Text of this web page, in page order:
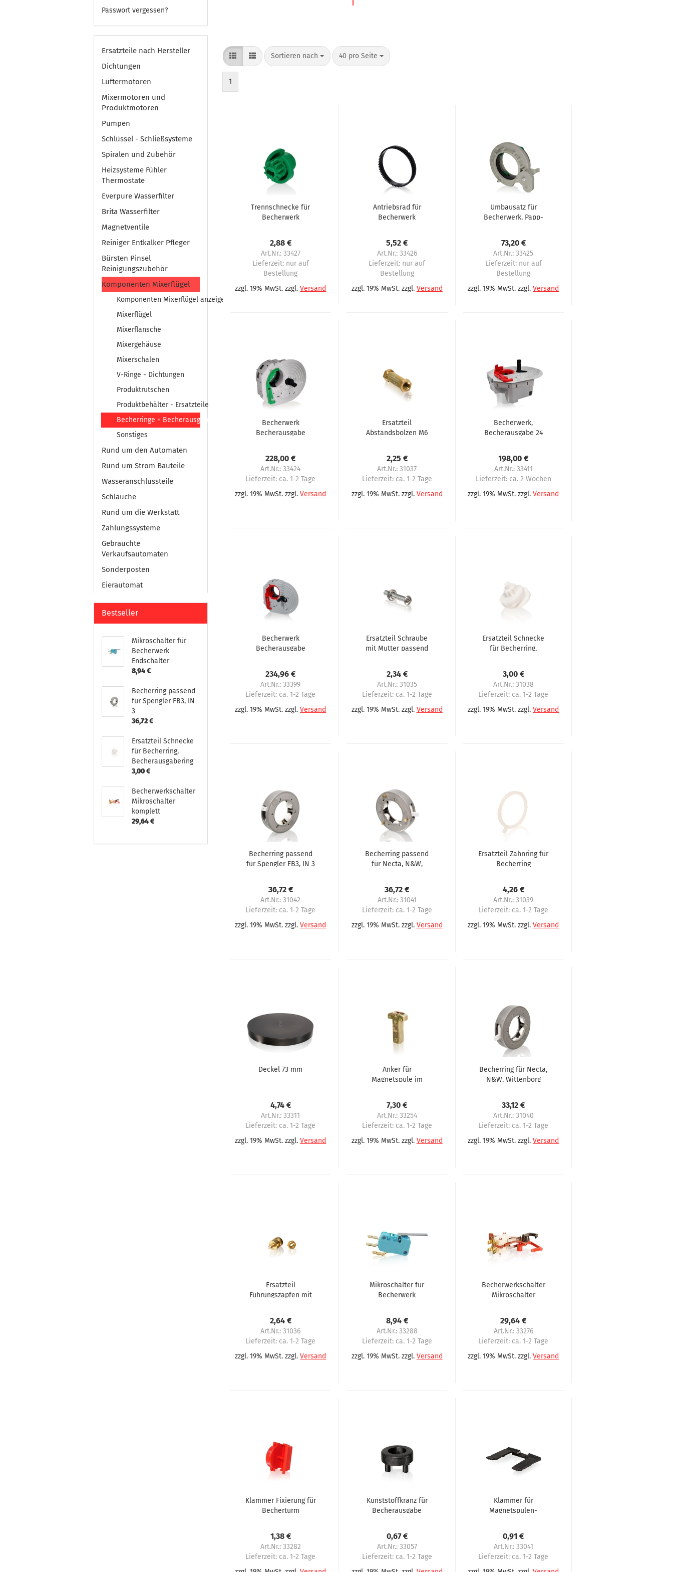
Sortieren nach 40 pro Seite
1
Trennschnecke für
Becherwerk
2,88 €
Art.Nr.: 33427
Lieferzeit: nur auf
Bestellung
zzgl. 19% MwSt. zzgl.Versand
Antriebsrad für
Becherwerk
5,52 €
Art.Nr.: 33426
Lieferzeit: nur auf
Bestellung
zzgl. 19% MwSt. zzgl. Versand
Umbausatz für
Becherwerk, Papp-
73,20 €
Art.Nr.: 33425
Lieferzeit: nur auf
Bestellung
zzgl. 19% MwSt. zzgl.Versand
Becherwerk
Becherausgabe
228,00 €
Art.Nr.: 33424
Lieferzeit: ca. 1-2 Tage
zzgl. 19% MwSt. zzgl.Versand
Ersatzteil
Abstandsbolzen M6
2,25 €
Art.Nr.: 31037
Lieferzeit: ca. 1-2 Tage
zzgl. 19% MwSt. zzgl. Versand
Becherwerk,
Becherausgabe 24
198,00 €
Art.Nr.: 33411
Lieferzeit: ca. 2 Wochen
zzgl. 19% MwSt. zzgl.Versand
Becherwerk
Becherausgabe
234,96 €
Art.Nr.: 33399
Lieferzeit: ca. 1-2 Tage
zzgl. 19% MwSt. zzgl.Versand
Ersatzteil Schraube
mit Mutter passend
2,34 €
Art.Nr.: 31035
Lieferzeit: ca. 1-2 Tage
zzgl. 19% MwSt. zzgl. Versand
Ersatzteil Schnecke
für Becherring,
3,00 €
Art.Nr.: 31038
Lieferzeit: ca. 1-2 Tage
zzgl. 19% MwSt. zzgl.Versand
Becherring passend
für Spengler FB3, IN 3
36,72 €
Art.Nr.: 31042
Lieferzeit: ca. 1-2 Tage
zzgl. 19% MwSt. zzgl.Versand
Becherring passend
für Necta, N&W,
36,72 €
Art.Nr.: 31041
Lieferzeit: ca. 1-2 Tage
zzgl. 19% MwSt. zzgl. Versand
Ersatzteil Zahnring für
Becherring
4,26 €
Art.Nr.: 31039
Lieferzeit: ca. 1-2 Tage
zzgl. 19% MwSt. zzgl.Versand
Deckel 73 mm
4,74 €
Art.Nr.: 33311
Lieferzeit: ca. 1-2 Tage
zzgl. 19% MwSt. zzgl.Versand
Anker für
Magnetspule im
7,30 €
Art.Nr.: 33254
Lieferzeit: ca. 1-2 Tage
zzgl. 19% MwSt. zzgl. Versand
Becherring für Necta,
N&W, Wittenborg
33,12 €
Art.Nr.: 31040
Lieferzeit: ca. 1-2 Tage
zzgl. 19% MwSt. zzgl.Versand
Ersatzteil
Führungszapfen mit
FB800, FB7600
2,64 €
Art.Nr.: 31036
Lieferzeit: ca. 1-2 Tage
zzgl. 19% MwSt. zzgl.Versand
Mikroschalter für
Becherwerk
8,94 €
Art.Nr.: 33288
Lieferzeit: ca. 1-2 Tage
zzgl. 19% MwSt. zzgl. Versand
Becherwerkschalter
Mikroschalter
29,64 €
Art.Nr.: 33276
Lieferzeit: ca. 1-2 Tage
zzgl. 19% MwSt. zzgl.Versand
Klammer Fixierung für
Becherturm
1,38 €
Art.Nr.: 33282
Lieferzeit: ca. 1-2 Tage
Kunststoffkranz für
Becherausgabe
Omnimatic
0,67 €
Art.Nr.: 33057
Lieferzeit: ca. 1-2 Tage
Klammer für
Magnetspulen-
0,91 €
Art.Nr.: 33041
Lieferzeit: ca. 1-2 Tage
Passwort vergessen?
Ersatzteile nach Hersteller
Dichtungen
Lüftermotoren
Mixermotoren und
Produktmotoren
Pumpen
Schlüssel - Schließsysteme
Spiralen und Zubehör
Heizsysteme Fühler
Thermostate
Everpure Wasserfilter
Brita Wasserfilter
Magnetventile
Reiniger Entkalker Pfleger
Bürsten Pinsel
Reinigungszubehör
Komponenten Mixerflügel
Komponenten Mixerflügel anzeigen
Mixerflügel
Mixerflansche
Mixergehäuse
Mixerschalen
V-Ringe - Dichtungen
Produktrutschen
Produktbehälter - Ersatzteile
Becherringe + Becherausgabe
Sonstiges
Rund um den Automaten
Rund um Strom Bauteile
Wasseranschlussteile
Schläuche
Rund um die Werkstatt
Zahlungssysteme
Gebrauchte
Verkaufsautomaten
Sonderposten
Eierautomat
Bestseller
Mikroschalter für
Becherwerk
Endschalter
8,94 €
Becherring passend
für Spengler FB3, IN
3
36,72 €
Ersatzteil Schnecke
für Becherring,
Becherausgabering
3,00 €
Becherwerkschalter
Mikroschalter
komplett
29,64 €